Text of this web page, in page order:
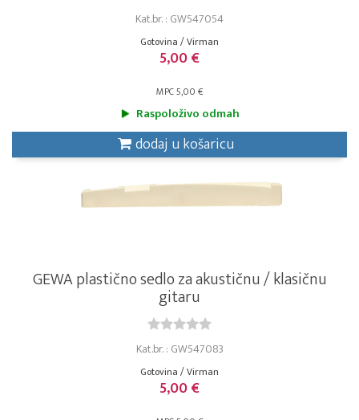
Kat.br. : GW547054
Gotovina / Virman
5,00 €
MPC 5,00 €
Raspoloživo odmah
dodaj u košaricu
GEWA plastično sedlo za akustičnu / klasičnu
gitaru
Kat.br. : GW547083
Gotovina / Virman
5,00 €